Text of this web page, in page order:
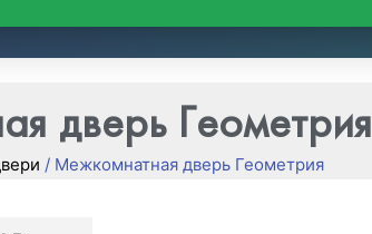
дверь Геометрия
/ Межкомнатная дверь Геометрия